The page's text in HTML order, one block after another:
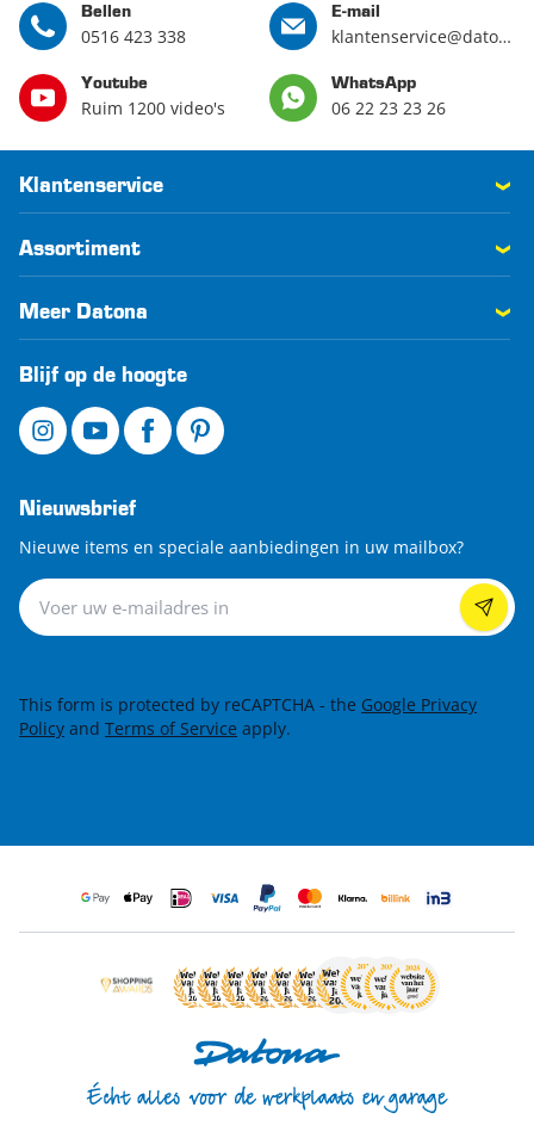
Bellen
0516 423 338
E-mail
klantenservice@datona.nl
Youtube
Ruim 1200 video's
WhatsApp
06 22 23 23 26
Klantenservice
Assortiment
Meer Datona
Blijf op de hoogte
Nieuwsbrief
Nieuwe items en speciale aanbiedingen in uw mailbox?
Nieuwsbrief
This form is protected by reCAPTCHA - the Google Privacy
Policy and Terms of Service apply.